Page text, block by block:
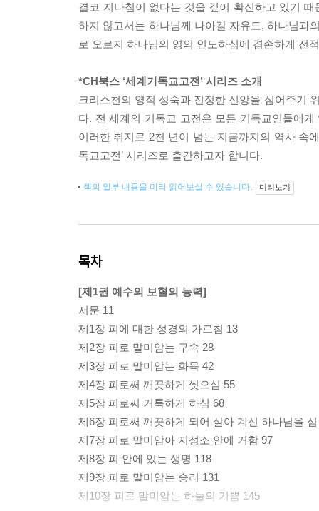
결코 지나침이 없다는 것을 깊이 확신하고 있기
하지 않고서는 하나님께 나아갈 자유도, 하나님과
로 오로지 하나님의 영의 인도하심에 겸손하게 전
*CH북스 ‘세계기독교고전’ 시리즈 소개
크리스천의 영적 성숙과 진정한 신앙을 심어주기
다. 전 세계의 기독교 고전은 모든 기독교인들에
이러한 취지로 2천 년이 넘는 지금까지의 역사 속
독교고전’ 시리즈로 출간하고자 합니다.
책의 일부 내용을 미리 읽어보실 수 있습니다. 미리보기
목차
[제1권 예수의 보혈의 능력]
서문 11
제1장 피에 대한 성경의 가르침 13
제2장 피로 말미암는 구속 28
제3장 피로 말미암는 화목 42
제4장 피로써 깨끗하게 씻으심 55
제5장 피로써 거룩하게 하심 68
제6장 피로써 깨끗하게 되어 살아 계신 하나님을
제7장 피로 말미암아 지성소 안에 거함 97
제8장 피 안에 있는 생명 118
제9장 피로 말미암는 승리 131
제10장 피로 말미암는 하늘의 기쁨 145